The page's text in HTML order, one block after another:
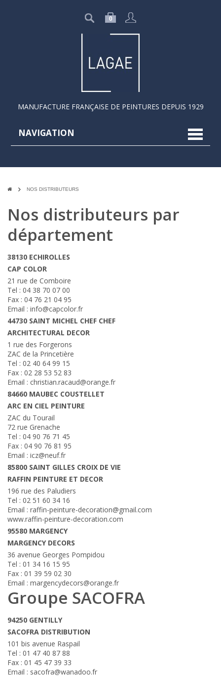
0
MANUFACTURE FRANÇAISE DE PEINTURES DEPUIS 1929
NAVIGATION
NOS DISTRIBUTEURS
Nos distributeurs par
département
38130 ECHIROLLES
CAP COLOR
21 rue de Comboire
Tel : 04 38 70 07 00
Fax : 04 76 21 04 95
Email : info@capcolor.fr
44730 SAINT MICHEL CHEF CHEF
ARCHITECTURAL DECOR
1 rue des Forgerons
ZAC de la Princetière
Tel : 02 40 64 99 15
Fax : 02 28 53 52 83
Email : christian.racaud@orange.fr
84660 MAUBEC COUSTELLET
ARC EN CIEL PEINTURE
ZAC du Tourail
72 rue Grenache
Tel : 04 90 76 71 45
Fax : 04 90 76 81 95
Email : icz@neuf.fr
85800 SAINT GILLES CROIX DE VIE
RAFFIN PEINTURE ET DECOR
196 rue des Paludiers
Tel : 02 51 60 34 16
Email : raffin-peinture-decoration@gmail.com
www.raffin-peinture-decoration.com
95580 MARGENCY
MARGENCY DECORS
36 avenue Georges Pompidou
Tel : 01 34 16 15 95
Fax : 01 39 59 02 30
Email : margencydecors@orange.fr
Groupe SACOFRA
94250 GENTILLY
SACOFRA DISTRIBUTION
101 bis avenue Raspail
Tel : 01 47 40 87 88
Fax : 01 45 47 39 33
Email : sacofra@wanadoo.fr